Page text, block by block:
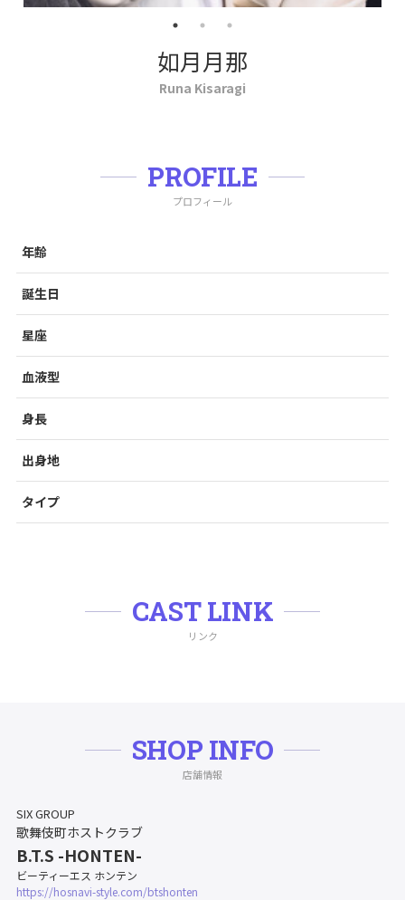
如月月那
Runa Kisaragi
PROFILE
プロフィール
年齢
誕生日
星座
血液型
身長
出身地
タイプ
CAST LINK
リンク
SHOP INFO
店舗情報
SIX GROUP
歌舞伎町ホストクラブ
B.T.S -HONTEN-
ビーティーエス ホンテン
https://hosnavi-style.com/btshonten